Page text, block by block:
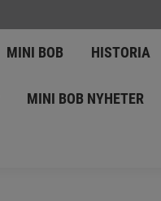
MINI BOB HISTORIA
MINI BOB NYHETER